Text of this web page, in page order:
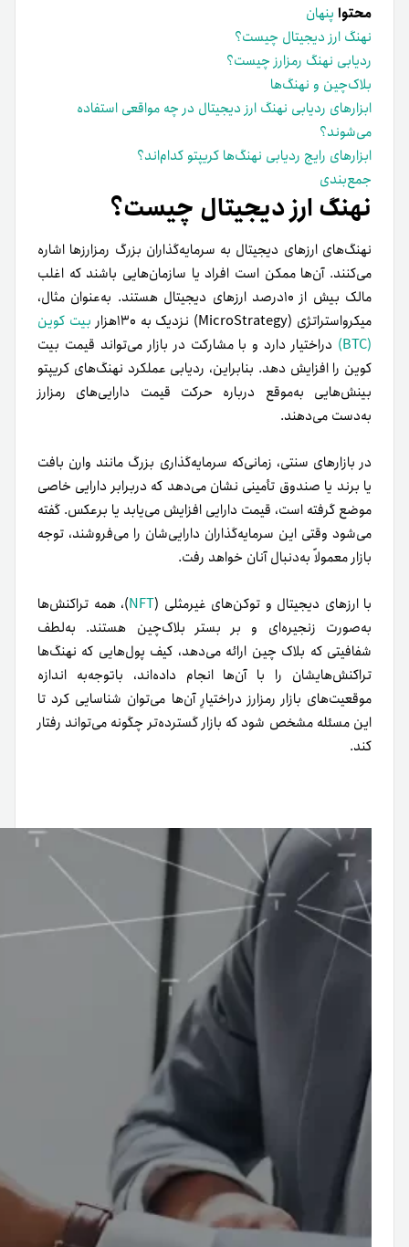
محتوا پنهان
نهنگ ارز دیجیتال چیست؟
ردیابی نهنگ رمزارز چیست؟
بلاک‌چین و نهنگ‌ها
ابزارهای ردیابی نهنگ ارز دیجیتال در چه مواقعی استفاده
می‌شوند؟
ابزارهای رایج ردیابی نهنگ‌ها کریپتو کدام‌اند؟
جمع‌بندی
نهنگ ارز دیجیتال چیست؟
نهنگ‌های ارزهای دیجیتال به سرمایه‌گذاران بزرگ رمزارزها اشاره
می‌کنند. آن‌ها ممکن است افراد یا سازمان‌هایی باشند که اغلب
مالک بیش از ۱۰درصد ارزهای دیجیتال هستند. به‌عنوان مثال،
میکرواستراتژی (MicroStrategy) نزدیک به ۱۳۰هزار
بیت کوین
(BTC)
در‌اختیار دارد و با مشارکت در بازار می‌تواند قیمت بیت
کوین را افزایش دهد. بنابراین، ردیابی عملکرد نهنگ‌های کریپتو
بینش‌هایی به‌موقع درباره حرکت قیمت دارایی‌های رمزارز
به‌دست می‌دهند.
در بازارهای سنتی، زمانی‌که سرمایه‌گذاری بزرگ مانند وارن بافت
یا برند یا صندوق تأمینی نشان می‌دهد که دربرابر دارایی خاصی
موضع گرفته است، قیمت دارایی افزایش می‌یابد یا برعکس. گفته
می‌شود وقتی این سرمایه‌گذاران دارایی‌شان را می‌فروشند، توجه
بازار معمولاً به‌دنبال آنان خواهد رفت.
با ارزهای دیجیتال و توکن‌های غیر‌مثلی (NFT)، همه تراکنش‌ها
به‌صورت زنجیره‌ای و بر بستر بلاک‌چین هستند. به‌لطف
شفافیتی که بلاک چین ارائه می‌دهد، کیف‌ پول‌هایی که نهنگ‌ها
تراکنش‌هایشان را با آن‌ها انجام‌ داده‌اند، با‌توجه‌به اندازه
موقعیت‌های بازار رمزارز در‌اختیارِ آن‌ها می‌توان شناسایی کرد تا
این مسئله مشخص شود که بازار گسترده‌‌تر چگونه می‌تواند رفتار
کند.